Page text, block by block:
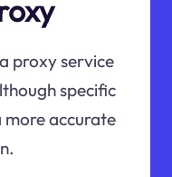
proxy service
specific
more accurate